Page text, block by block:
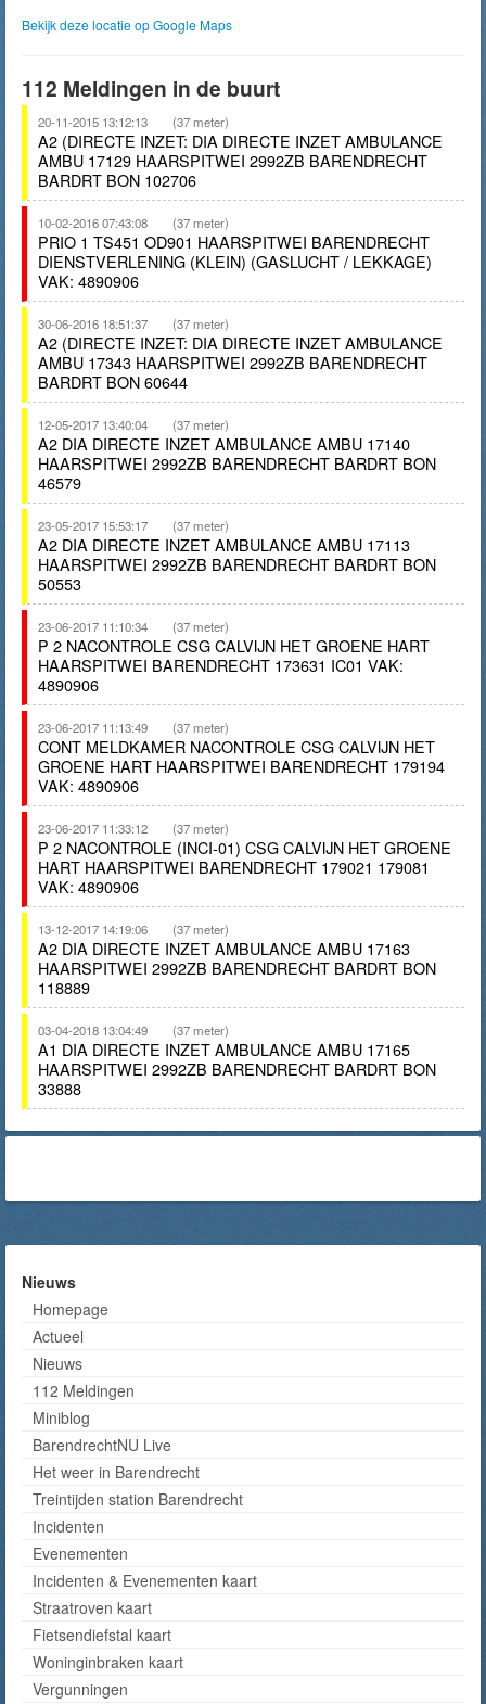
Bekijk deze locatie op Google Maps
112 Meldingen in de buurt
20-11-2015 13:12:13 (37 meter)
A2 (DIRECTE INZET: DIA DIRECTE INZET AMBULANCE
AMBU 17129 HAARSPITWEI 2992ZB BARENDRECHT
BARDRT BON 102706
10-02-2016 07:43:08 (37 meter)
PRIO 1 TS451 OD901 HAARSPITWEI BARENDRECHT
DIENSTVERLENING (KLEIN) (GASLUCHT / LEKKAGE)
VAK: 4890906
30-06-2016 18:51:37 (37 meter)
A2 (DIRECTE INZET: DIA DIRECTE INZET AMBULANCE
AMBU 17343 HAARSPITWEI 2992ZB BARENDRECHT
BARDRT BON 60644
12-05-2017 13:40:04 (37 meter)
A2 DIA DIRECTE INZET AMBULANCE AMBU 17140
HAARSPITWEI 2992ZB BARENDRECHT BARDRT BON
46579
23-05-2017 15:53:17 (37 meter)
A2 DIA DIRECTE INZET AMBULANCE AMBU 17113
HAARSPITWEI 2992ZB BARENDRECHT BARDRT BON
50553
23-06-2017 11:10:34 (37 meter)
P 2 NACONTROLE CSG CALVIJN HET GROENE HART
HAARSPITWEI BARENDRECHT 173631 IC01 VAK:
4890906
23-06-2017 11:13:49 (37 meter)
CONT MELDKAMER NACONTROLE CSG CALVIJN HET
GROENE HART HAARSPITWEI BARENDRECHT 179194
VAK: 4890906
23-06-2017 11:33:12 (37 meter)
P 2 NACONTROLE (INCI-01) CSG CALVIJN HET GROENE
HART HAARSPITWEI BARENDRECHT 179021 179081
VAK: 4890906
13-12-2017 14:19:06 (37 meter)
A2 DIA DIRECTE INZET AMBULANCE AMBU 17163
HAARSPITWEI 2992ZB BARENDRECHT BARDRT BON
118889
03-04-2018 13:04:49 (37 meter)
A1 DIA DIRECTE INZET AMBULANCE AMBU 17165
HAARSPITWEI 2992ZB BARENDRECHT BARDRT BON
33888
Nieuws
Homepage
Actueel
Nieuws
112 Meldingen
Miniblog
BarendrechtNU Live
Het weer in Barendrecht
Treintijden station Barendrecht
Incidenten
Evenementen
Incidenten & Evenementen kaart
Straatroven kaart
Fietsendiefstal kaart
Woninginbraken kaart
Vergunningen